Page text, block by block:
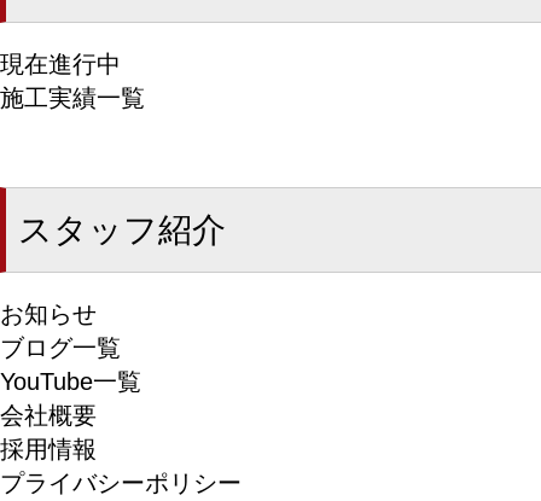
現在進行中
施工実績一覧
スタッフ紹介
お知らせ
ブログ一覧
YouTube一覧
会社概要
採用情報
プライバシーポリシー